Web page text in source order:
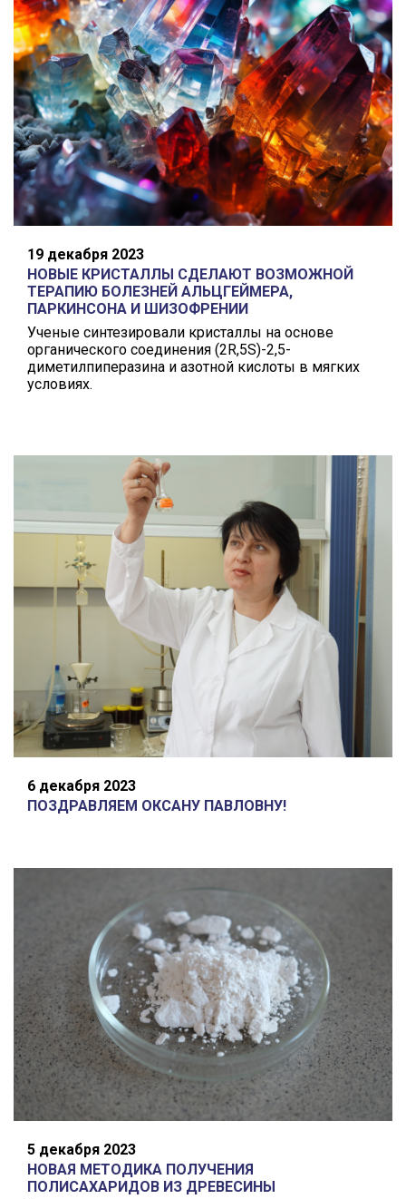
19 декабря 2023
НОВЫЕ КРИСТАЛЛЫ СДЕЛАЮТ ВОЗМОЖНОЙ
ТЕРАПИЮ БОЛЕЗНЕЙ АЛЬЦГЕЙМЕРА,
ПАРКИНСОНА И ШИЗОФРЕНИИ
Ученые синтезировали кристаллы на основе
органического соединения (2R,5S)-2,5-
диметилпиперазина и азотной кислоты в мягких
условиях.
6 декабря 2023
ПОЗДРАВЛЯЕМ ОКСАНУ ПАВЛОВНУ!
5 декабря 2023
НОВАЯ МЕТОДИКА ПОЛУЧЕНИЯ
ПОЛИСАХАРИДОВ ИЗ ДРЕВЕСИНЫ